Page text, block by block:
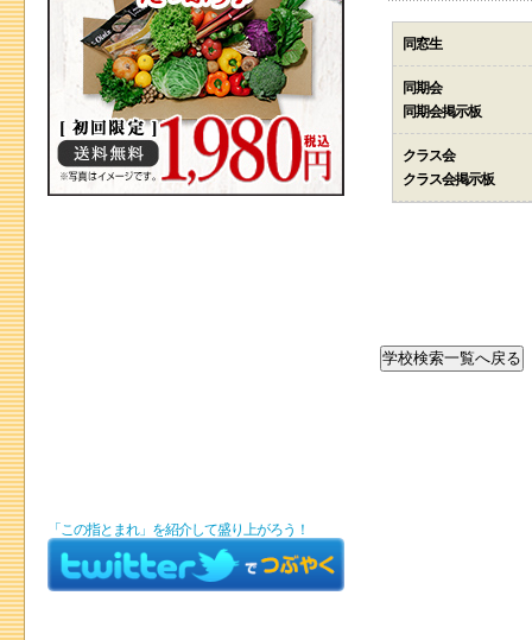
同窓生
同期会
同期会掲示板
クラス会
クラス会掲示板
「この指とまれ」を紹介して盛り上がろう！